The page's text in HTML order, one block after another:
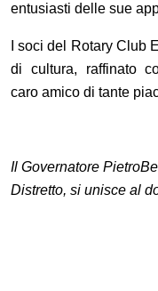
entusiasti delle sue
I soci del Rotary Club
di cultura, raffinato
caro amico di tante
Il Governatore
Distretto, si unisce al